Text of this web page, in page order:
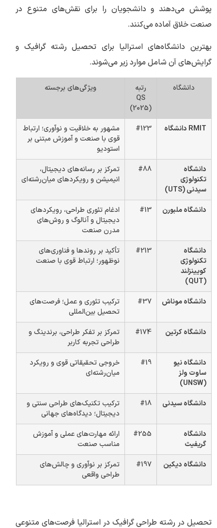
پوشش می‌دهند و دانشجویان را برای نقش‌های متنوع در
صنعت خلاق آماده می‌کنند.
بهترین دانشگاه‌های استرالیا برای تحصیل رشته گرافیک و
گرایش‌های آن شامل موارد زیر می‌شوند.
دانشگاه
رتبه
QS
(2025)
ویژگی‌های برجسته
RMIT دانشگاه #123
مشهور به خلاقیت و نوآوری؛ ارتباط
قوی با صنعت و آموزش مبتنی بر
استودیو
دانشگاه
تکنولوژی
سیدنی (UTS)
#88
تمرکز بر رسانه‌های دیجیتال،
انیمیشن و رویکردهای میان‌رشته‌ای
دانشگاه ملبورن #13
ادغام تئوری طراحی، رویکردهای
دیجیتال و آنالوگ و روش‌های
مدرن صنعت
دانشگاه
تکنولوژی
کویینزلند
(QUT)
#213
تأکید بر روندها و فناوری‌های
نوظهور؛ ارتباط قوی با صنعت
دانشگاه موناش #37
ترکیب تئوری و عمل؛ فرصت‌های
تحصیل بین‌المللی
دانشگاه کرتین
#174
تمرکز بر تفکر طراحی، برندینگ و
طراحی تجربه کاربر
دانشگاه نیو
ساوت ولز
(UNSW)
#19
خروجی تحقیقاتی قوی و رویکرد
میان‌رشته‌ای
دانشگاه سیدنی #18
ترکیب تکنیک‌های طراحی سنتی و
دیجیتال؛ دیدگاه‌های جهانی
دانشگاه
گریفیث
#255
ارائه مهارت‌های عملی و آموزش
مناسب صنعت
دانشگاه دیکین
#197
تمرکز بر نوآوری و چالش‌های
طراحی واقعی
تحصیل در رشته طراحی گرافیک در استرالیا فرصت‌های متنوعی